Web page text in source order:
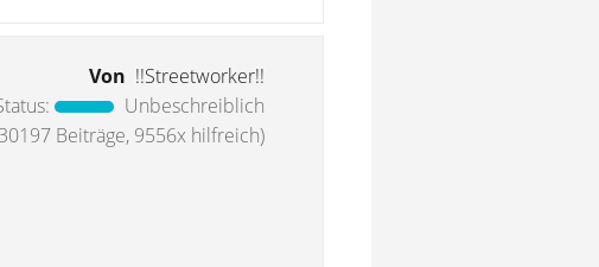
Von !!Streetworker!!
Unbeschreiblich
Beiträge, 9556x hilfreich)